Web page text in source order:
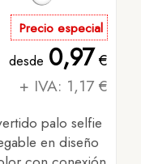
Precio especial
desde 0,97 €
+ IVA: 1,17 €
palo selfie
en diseño